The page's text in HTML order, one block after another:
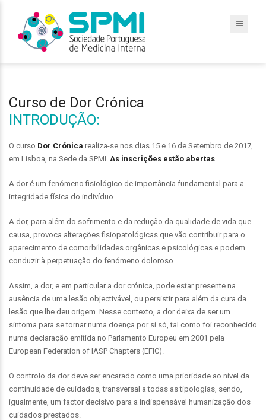
Curso de Dor Crónica
INTRODUÇÃO:
O curso Dor Crónica realiza-se nos dias 15 e 16 de Setembro de 2017,
em Lisboa, na Sede da SPMI. As inscrições estão abertas
A dor é um fenómeno fisiológico de importância fundamental para a
integridade física do indivíduo.
A dor, para além do sofrimento e da redução da qualidade de vida que
causa, provoca alteraçöes fisiopatológicas que vão contribuir para o
aparecimento de comorbilidades orgânicas e psicológicas e podem
conduzir à perpetuação do fenómeno doloroso.
Assim, a dor, e em particular a dor crónica, pode estar presente na
ausência de uma lesão objectivável, ou persistir para além da cura da
lesão que lhe deu origem. Nesse contexto, a dor deixa de ser um
sintoma para se tornar numa doença por si só, tal como foi reconhecido
numa declaração emitida no Parlamento Europeu em 2001 pela
European Federation of IASP Chapters (EFIC).
O controlo da dor deve ser encarado como uma prioridade ao nível da
continuidade de cuidados, transversal a todas as tipologias, sendo,
igualmente, um factor decisivo para a indispensável humanização dos
cuidados prestados.